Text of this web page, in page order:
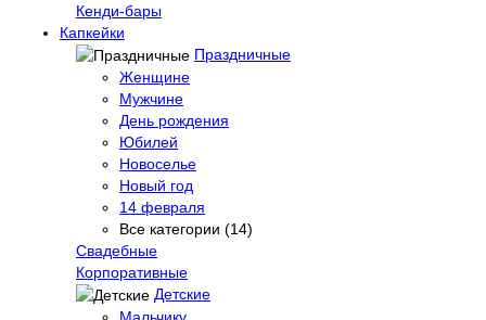
Кенди-бары
Капкейки
Праздничные
Женщине
Мужчине
День рождения
Юбилей
Новоселье
Новый год
14 февраля
Все категории (14)
Свадебные
Корпоративные
Детские